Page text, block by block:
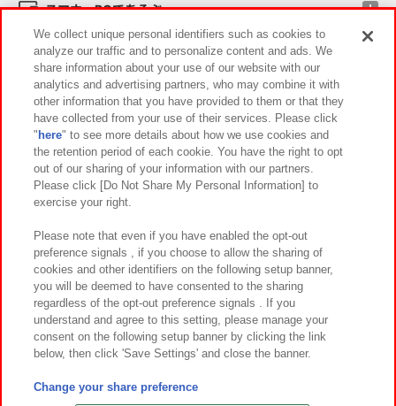
スマホ・PCであそぶ
イベント・キャンペーン
関連会社 サステナビリティ サイトポリシー
プライバシーポリシー ウェブアクセシビリティ方針と検証結果
お取引先さまとともに
カスタマーハラスメント対応方針 よくあるご質問・お問い合わせ
©Bandai Namco Amusement Inc.
©Bandai Namco Amusement Lab Inc.
We collect unique personal identifiers such as cookies to
analyze our traffic and to personalize content and ads. We
share information about your use of our website with our
analytics and advertising partners, who may combine it with
other information that you have provided to them or that they
have collected from your use of their services. Please click
" here" to see more details about how we use cookies and
the retention period of each cookie. You have the right to opt
out of our sharing of your information with our partners.
Please click [Do Not Share My Personal Information] to
exercise your right.
Please note that even if you have enabled the opt-out
preference signals , if you choose to allow the sharing of
cookies and other identifiers on the following setup banner,
you will be deemed to have consented to the sharing
regardless of the opt-out preference signals . If you
understand and agree to this setting, please manage your
consent on the following setup banner by clicking the link
below, then click 'Save Settings' and close the banner.
Change your share preference